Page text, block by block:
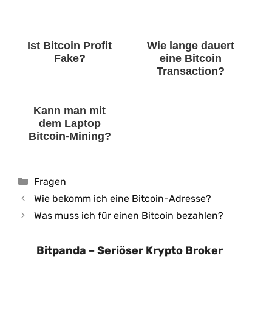
Ist Bitcoin Profit
Fake?
Wie lange dauert
eine Bitcoin
Transaction?
Kann man mit
dem Laptop
Bitcoin-Mining?
Kategorien
Fragen
Wie bekomm ich eine Bitcoin-Adresse?
Was muss ich für einen Bitcoin bezahlen?
Bitpanda – Seriöser Krypto Broker